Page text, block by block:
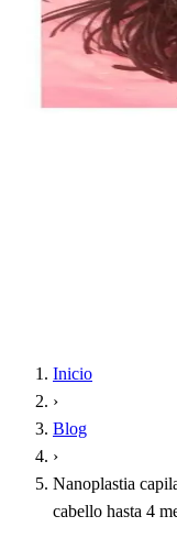
Inicio
›
Blog
›
Nanoplastia
cabello hasta 4